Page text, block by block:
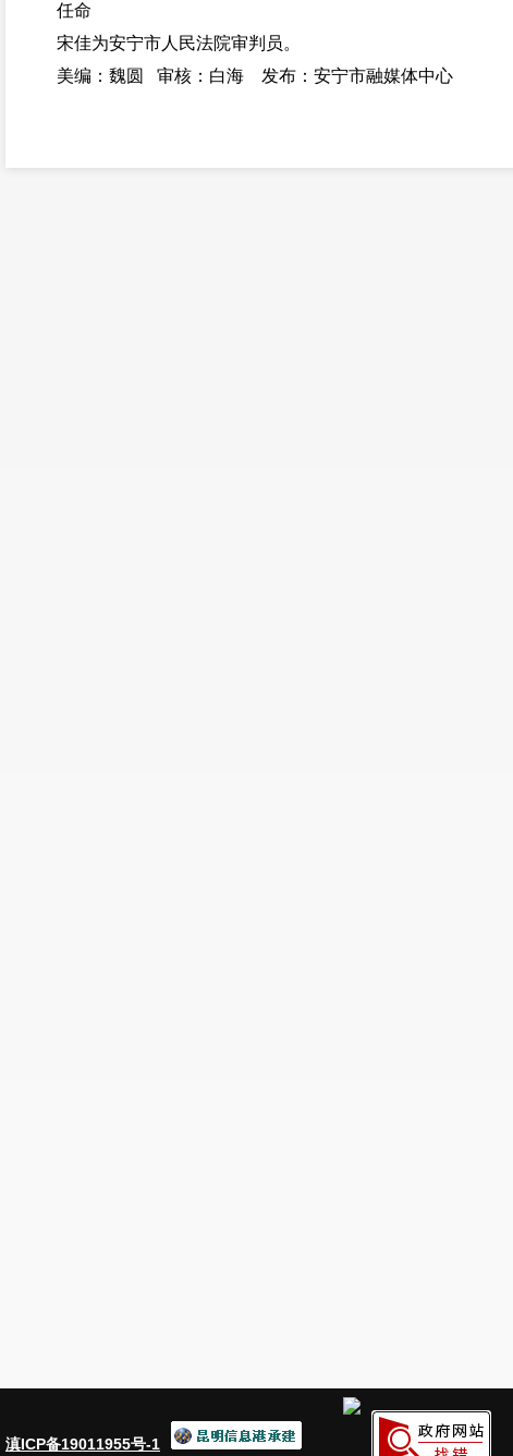
任命
宋佳为安宁市人民法院审判员。
美编：魏圆 审核：白海 发布：安宁市融媒体中心
滇ICP备19011955号-1